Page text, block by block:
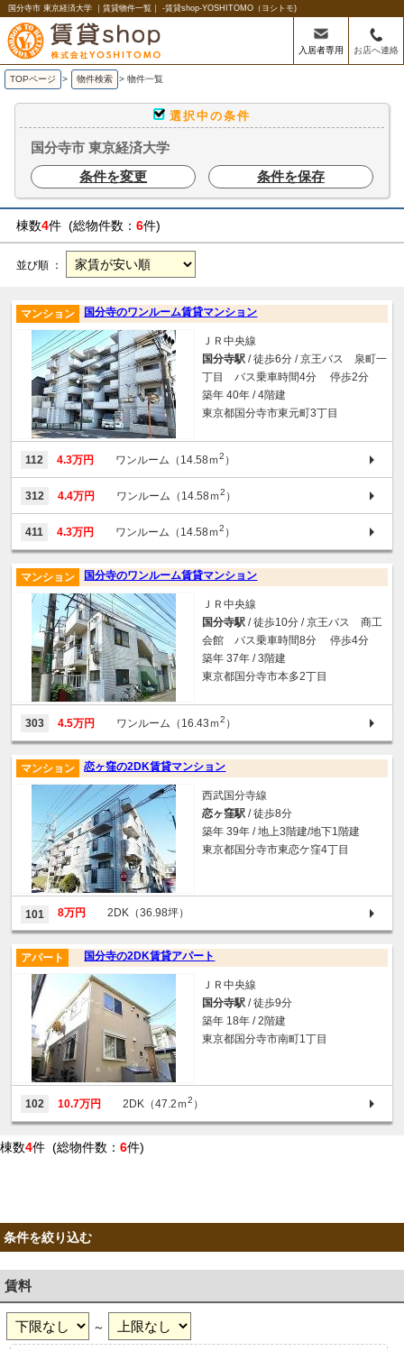
国分寺市 東京経済大学 ｜賃貸物件一覧｜ -賃貸shop-YOSHITOMO（ヨシトモ)
入居者専用 お店へ連絡
TOPページ > 物件検索 > 物件一覧
選択中の条件
国分寺市 東京経済大学
条件を変更
条件を保存
棟数4件 (総物件数： 6件)
並び順 ：
国分寺のワンルーム賃貸マンション
マンション
ＪＲ中央線
国分寺駅 / 徒歩6分 / 京王バス 泉町一
丁目 バス乗車時間4分 停歩2分
築年 40年 / 4階建
東京都国分寺市東元町3丁目
112 4.3万円 ワンルーム（14.58ｍ2 ）
312 4.4万円 ワンルーム（14.58ｍ2 ）
411 4.3万円 ワンルーム（14.58ｍ2 ）
国分寺のワンルーム賃貸マンション
マンション
ＪＲ中央線
国分寺駅 / 徒歩10分 / 京王バス 商工
会館 バス乗車時間8分 停歩4分
築年 37年 / 3階建
東京都国分寺市本多2丁目
303 4.5万円 ワンルーム（16.43ｍ2 ）
恋ヶ窪の2DK賃貸マンション
マンション
西武国分寺線
恋ヶ窪駅 / 徒歩8分
築年 39年 / 地上3階建/地下1階建
東京都国分寺市東恋ケ窪4丁目
101 8万円 2DK（36.98坪）
国分寺の2DK賃貸アパート
アパート
ＪＲ中央線
国分寺駅 / 徒歩9分
築年 18年 / 2階建
東京都国分寺市南町1丁目
102 10.7万円 2DK（47.2ｍ2 ）
棟数4件 (総物件数： 6件)
条件を絞り込む
賃料
～